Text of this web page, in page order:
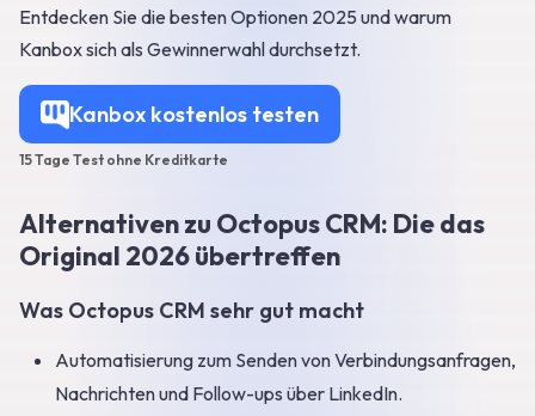
Entdecken Sie die besten Optionen 2025 und warum
Kanbox sich als Gewinnerwahl durchsetzt.
Kanbox kostenlos testen
15 Tage Test ohne Kreditkarte
Alternativen zu Octopus CRM: Die das
Original 2026 übertreffen
Was Octopus CRM sehr gut macht
Automatisierung zum Senden von Verbindungsanfragen,
Nachrichten und Follow-ups über LinkedIn.